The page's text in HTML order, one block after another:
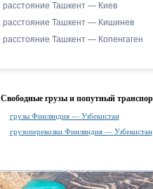
расстояние Ташкент — Киев
расстояние Ташкент — Кишинев
расстояние Ташкент — Копенгаген
Свободные грузы и попутный
грузы Финляндия — Узбекистан
грузоперевозки Финляндия — Узбекистан